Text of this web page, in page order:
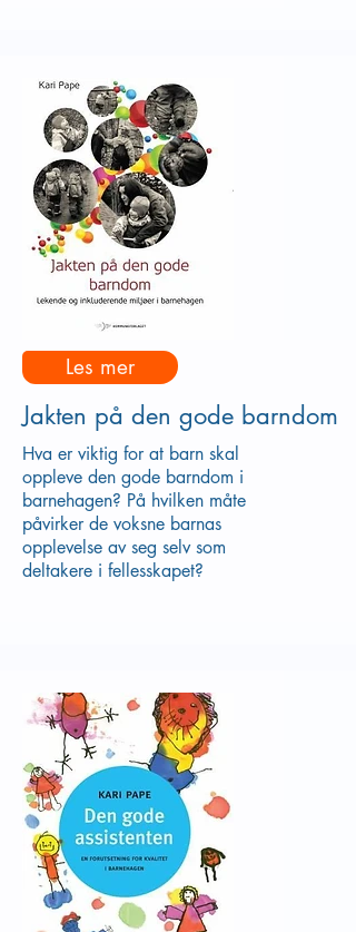
Les mer
Jakten på den gode barndom
Hva er viktig for at barn skal
oppleve den gode barndom i
barnehagen? På hvilken måte
påvirker de voksne barnas
opplevelse av seg selv som
deltakere i fellesskapet?